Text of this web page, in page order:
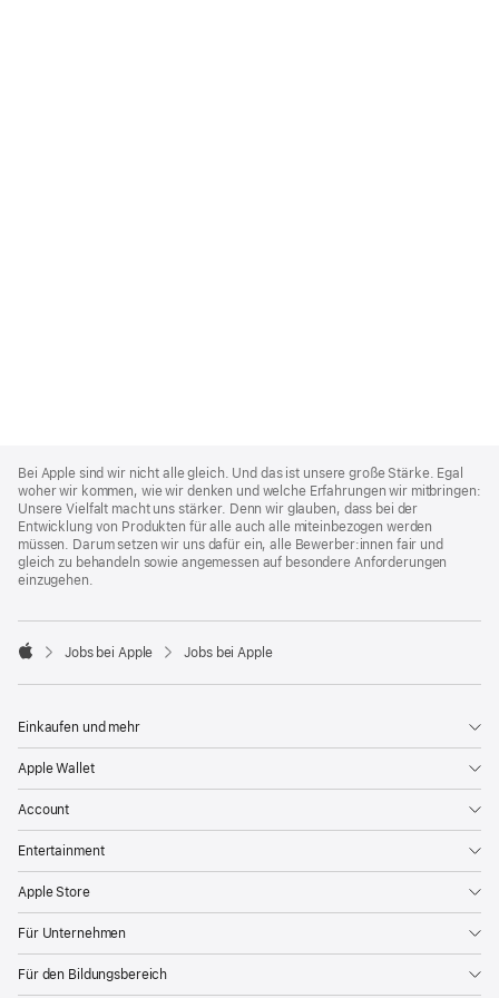
Footer
Bei Apple sind wir nicht alle gleich. Und das ist unsere große Stärke. Egal
woher wir kommen, wie wir denken und welche Erfahrungen wir mitbringen:
Unsere Vielfalt macht uns stärker. Denn wir glauben, dass bei der
Entwicklung von Produkten für alle auch alle miteinbezogen werden
müssen. Darum setzen wir uns dafür ein, alle Bewerber:innen fair und
gleich zu behandeln sowie angemessen auf besondere Anforderungen
einzugehen.

Jobs bei Apple Jobs bei Apple
Einkaufen und mehr
Apple Wallet
Account
Entertainment
Apple Store
Für Unternehmen
Für den Bildungsbereich